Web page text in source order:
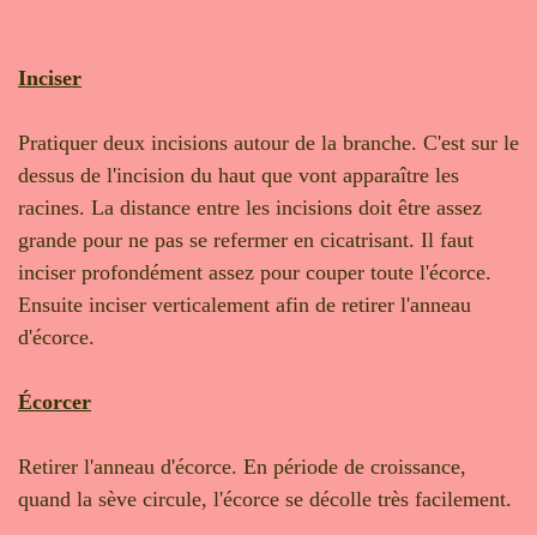
Inciser
Pratiquer deux incisions autour de la branche. C'est sur le
dessus de l'incision du haut que vont apparaître les
racines. La distance entre les incisions doit être assez
grande pour ne pas se refermer en cicatrisant. Il faut
inciser profondément assez pour couper toute l'écorce.
Ensuite inciser verticalement afin de retirer l'anneau
d'écorce.
Écorcer
Retirer l'anneau d'écorce. En période de croissance,
quand la sève circule, l'écorce se décolle très facilement.